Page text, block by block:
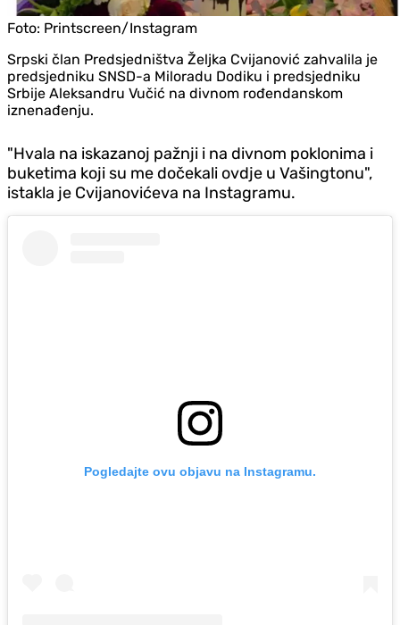
Foto: Printscreen/Instagram
Srpski član Predsjedništva Željka Cvijanović zahvalila je
predsjedniku SNSD-a Miloradu Dodiku i predsjedniku
Srbije Aleksandru Vučić na divnom rođendanskom
iznenađenju.
"Hvala na iskazanoj pažnji i na divnom poklonima i
buketima koji su me dočekali ovdje u Vašingtonu",
istakla je Cvijanovićeva na Instagramu.
Pogledajte ovu objavu na Instagramu.